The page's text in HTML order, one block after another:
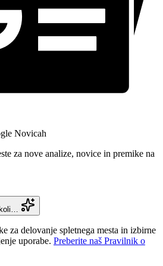
Novicah
za nove analize, novice in premike na
za delovanje spletnega mesta in izbirne
uporabe. Preberite naš Pravilnik o